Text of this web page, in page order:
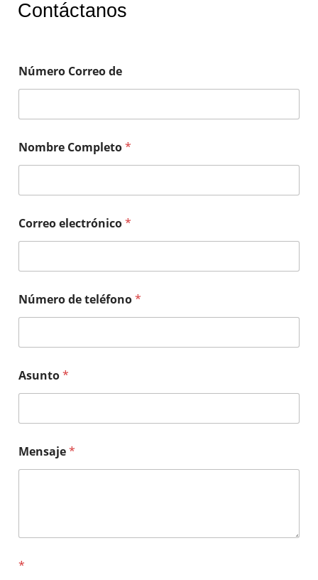
Contáctanos
Número Correo de
Nombre Completo*
Correo electrónico*
Número de teléfono*
Asunto*
Mensaje*
*